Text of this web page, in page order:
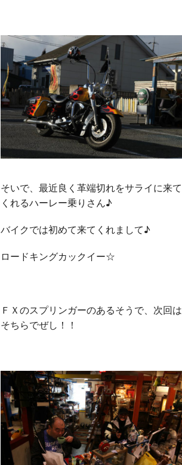
そいで、最近良く革端切れをサライに来て
くれるハーレー乗りさん♪
バイクでは初めて来てくれまして♪
ロードキングカックイー☆
ＦＸのスプリンガーのあるそうで、次回は
そちらでぜし！！